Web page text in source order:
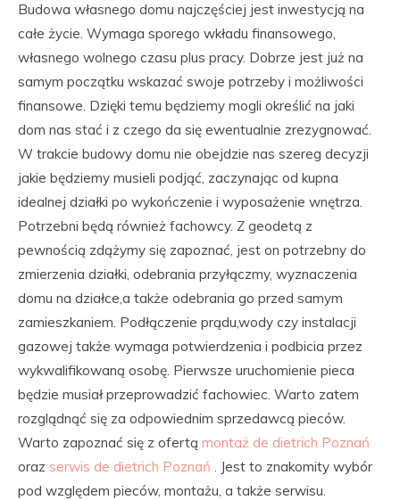
Budowa własnego domu najczęściej jest inwestycją na
całe życie. Wymaga sporego wkładu finansowego,
własnego wolnego czasu plus pracy. Dobrze jest już na
samym początku wskazać swoje potrzeby i możliwości
finansowe. Dzięki temu będziemy mogli określić na jaki
dom nas stać i z czego da się ewentualnie zrezygnować.
W trakcie budowy domu nie obejdzie nas szereg decyzji
jakie będziemy musieli podjąć, zaczynając od kupna
idealnej działki po wykończenie i wyposażenie wnętrza.
Potrzebni będą również fachowcy. Z geodetą z
pewnością zdążymy się zapoznać, jest on potrzebny do
zmierzenia działki, odebrania przyłączmy, wyznaczenia
domu na działce,a także odebrania go przed samym
zamieszkaniem. Podłączenie prądu,wody czy instalacji
gazowej także wymaga potwierdzenia i podbicia przez
wykwalifikowaną osobę. Pierwsze uruchomienie pieca
będzie musiał przeprowadzić fachowiec. Warto zatem
rozglądnąć się za odpowiednim sprzedawcą pieców.
Warto zapoznać się z ofertą montaż de dietrich Poznań
oraz serwis de dietrich Poznań . Jest to znakomity wybór
pod względem pieców, montażu, a także serwisu.